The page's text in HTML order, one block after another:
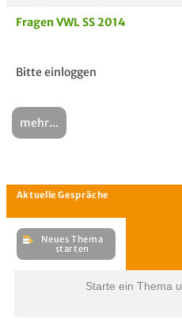
Fragen VWL SS 2014
Bitte einloggen
mehr...
Starte ein Thema